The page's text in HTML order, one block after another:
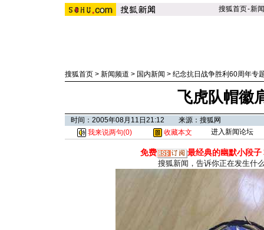
搜狐首页-新闻
搜狐首页 > 新闻频道 > 国内新闻 > 纪念抗日战争胜利60周年专
飞虎队帽徽
时间：2005年08月11日21:12 来源：搜狐网
我来说两句(0) 收藏本文 进入新闻论坛
免费 最经典的幽默小段子
搜狐新闻，告诉你正在发生什